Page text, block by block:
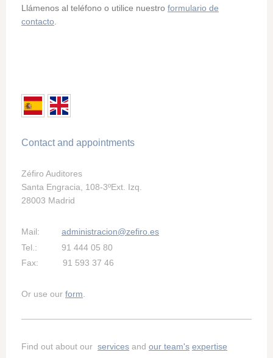
Llámenos al teléfono o utilice nuestro formulario de
contacto
Contact and appointments
Zéfiro Auditores
Santa Engracia, 108-3ºExt. Izq.
28003 Madrid
Mail: administracion@zefiro.es
Tel.: 91 444 05 80
Fax: 91 593 37 46
Or use our form
Find out about our services and our team's expertise